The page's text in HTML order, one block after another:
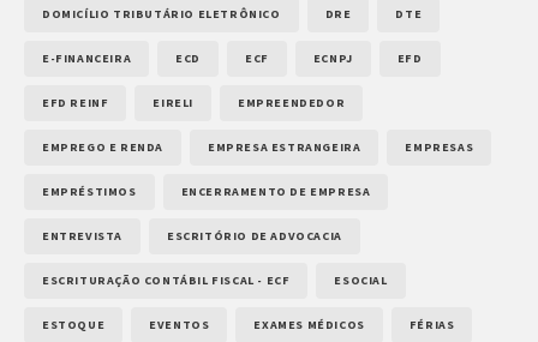
DOMICÍLIO TRIBUTÁRIO ELETRÔNICO DRE DTE
E-FINANCEIRA ECD ECF ECNPJ EFD
EFD REINF EIRELI EMPREENDEDOR
EMPREGO E RENDA EMPRESA ESTRANGEIRA EMPRESAS
EMPRÉSTIMOS ENCERRAMENTO DE EMPRESA
ENTREVISTA ESCRITÓRIO DE ADVOCACIA
ESCRITURAÇÃO CONTÁBIL FISCAL - ECF ESOCIAL
ESTOQUE EVENTOS EXAMES MÉDICOS FÉRIAS